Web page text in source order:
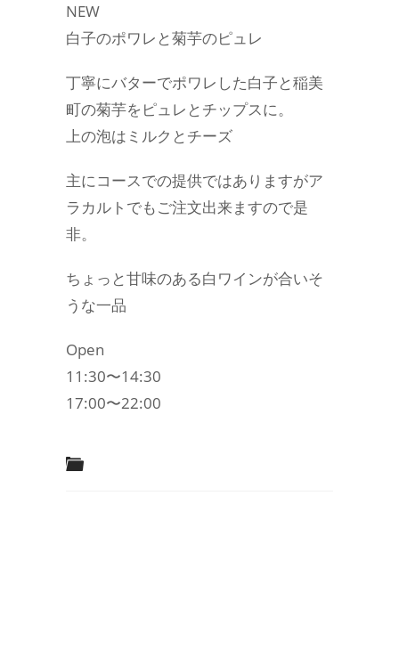
NEW
白子のポワレと菊芋のピュレ
丁寧にバターでポワレした白子と稲美
町の菊芋をピュレとチップスに。
上の泡はミルクとチーズ
主にコースでの提供ではありますがア
ラカルトでもご注文出来ますので是
非。
ちょっと甘味のある白ワインが合いそ
うな一品
Open
11:30〜14:30
17:00〜22:00